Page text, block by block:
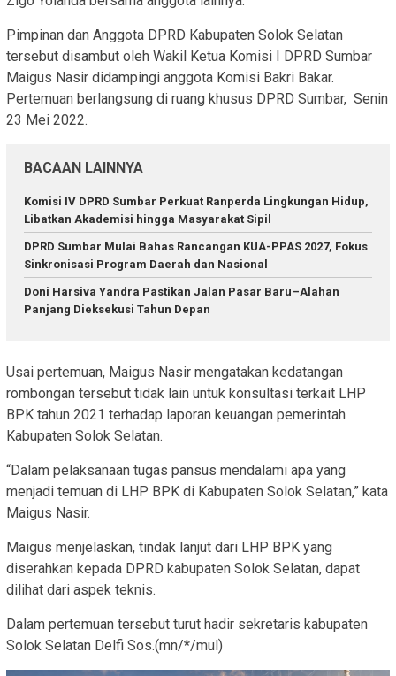
Pimpinan dan Anggota DPRD Kabupaten Solok Selatan
tersebut disambut oleh Wakil Ketua Komisi I DPRD Sumbar
Maigus Nasir didampingi anggota Komisi Bakri Bakar.
Pertemuan berlangsung di ruang khusus DPRD Sumbar, Senin
23 Mei 2022.
BACAAN LAINNYA
Komisi IV DPRD Sumbar Perkuat Ranperda Lingkungan Hidup,
Libatkan Akademisi hingga Masyarakat Sipil
DPRD Sumbar Mulai Bahas Rancangan KUA-PPAS 2027, Fokus
Sinkronisasi Program Daerah dan Nasional
Doni Harsiva Yandra Pastikan Jalan Pasar Baru–Alahan
Panjang Dieksekusi Tahun Depan
Usai pertemuan, Maigus Nasir mengatakan kedatangan
rombongan tersebut tidak lain untuk konsultasi terkait LHP
BPK tahun 2021 terhadap laporan keuangan pemerintah
Kabupaten Solok Selatan.
“Dalam pelaksanaan tugas pansus mendalami apa yang
menjadi temuan di LHP BPK di Kabupaten Solok Selatan,” kata
Maigus Nasir.
Maigus menjelaskan, tindak lanjut dari LHP BPK yang
diserahkan kepada DPRD kabupaten Solok Selatan, dapat
dilihat dari aspek teknis.
Dalam pertemuan tersebut turut hadir sekretaris kabupaten
Solok Selatan Delfi Sos.(mn/*/mul)